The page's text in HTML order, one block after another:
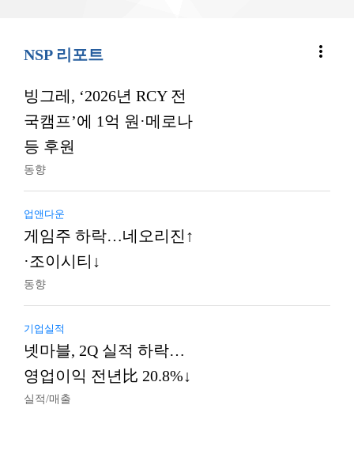
NSP 리포트 more_vert
빙그레, ‘2026년 RCY 전
국캠프’에 1억 원·메로나
등 후원
동향
업앤다운
게임주 하락…네오리진↑
·조이시티↓
동향
기업실적
넷마블, 2Q 실적 하락…
영업이익 전년比 20.8%↓
실적/매출